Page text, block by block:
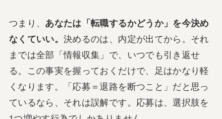
つまり、 あなたは「転職するかどうか」を今決め
なくていい。決めるのは、内定が出てから。それ
までは全部「情報収集」で、いつでも引き返せ
る。この事実を握っておくだけで、足はかなり軽
くなります。「応募＝退路を断つこと」だと思っ
ているなら、それは誤解です。応募は、選択肢を